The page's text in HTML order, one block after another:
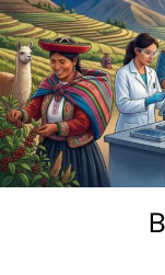
Saltar
al
contenido